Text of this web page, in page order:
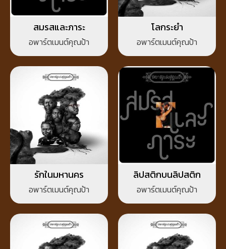
สมรสและภาระ
อพาร์ตเมนต์คุณป้า
โลกระยำ
อพาร์ตเมนต์คุณป้า
รักในมหานคร
อพาร์ตเมนต์คุณป้า
ลิปสติกบนลิปสติก
อพาร์ตเมนต์คุณป้า